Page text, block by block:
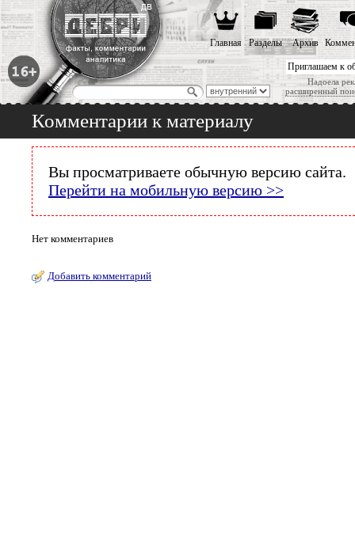
Приглашаем к
Надоела
расширенный
Главная Разделы Архив
Комментарии к материалу
Вы просматриваете обычную версию сайта.
Перейти на мобильную версию >>
Нет комментариев
Добавить комментарий